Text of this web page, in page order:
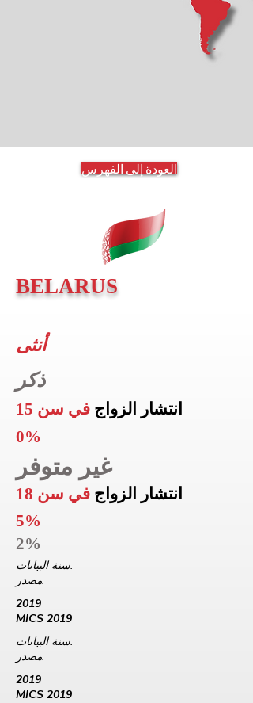
العودة إلى الفهرس
BELARUS
أنثى
ذكر
انتشار الزواج في سن 15
0%
غير متوفر
انتشار الزواج في سن 18
5%
2%
سنة البيانات:
مصدر:
2019
MICS 2019
سنة البيانات:
مصدر:
2019
MICS 2019